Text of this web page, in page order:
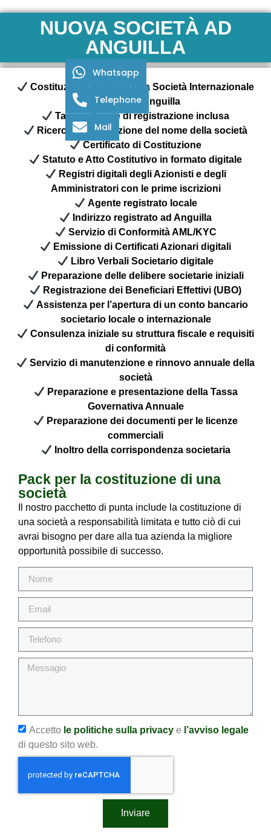
NUOVA SOCIETÀ AD
ANGUILLA
Costituzione online di una Società Internazionale
di Affari ad Anguilla
Tassa ufficiale di registrazione inclusa
Ricerca e prenotazione del nome della società
Certificato di Costituzione
Statuto e Atto Costitutivo in formato digitale
Registri digitali degli Azionisti e degli
Amministratori con le prime iscrizioni
Agente registrato locale
Indirizzo registrato ad Anguilla
Servizio di Conformità AML/KYC
Emissione di Certificati Azionari digitali
Libro Verbali Societario digitale
Preparazione delle delibere societarie iniziali
Registrazione dei Beneficiari Effettivi (UBO)
Assistenza per l’apertura di un conto bancario
societario locale o internazionale
Consulenza iniziale su struttura fiscale e requisiti
di conformità
Servizio di manutenzione e rinnovo annuale della
società
Preparazione e presentazione della Tassa
Governativa Annuale
Preparazione dei documenti per le licenze
commerciali
Inoltro della corrispondenza societaria
Pack per la costituzione di una
società
Il nostro pacchetto di punta include la costituzione di
una società a responsabilità limitata e tutto ciò di cui
avrai bisogno per dare alla tua azienda la migliore
opportunità possibile di successo.
Accetto le politiche sulla privacy e l’avviso legale
di questo sito web.
Inviare
Whatsapp
Telephone
Mail